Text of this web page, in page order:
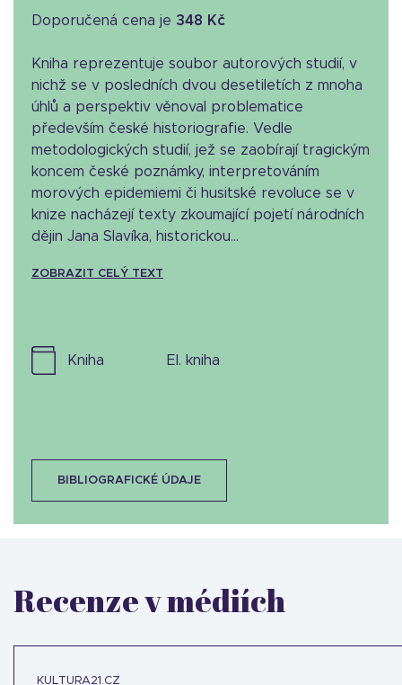
Doporučená cena je 348 Kč
Kniha reprezentuje soubor autorových studií, v
nichž se v posledních dvou desetiletích z mnoha
úhlů a perspektiv věnoval problematice
především české historiografie. Vedle
metodologických studií, jež se zaobírají tragickým
koncem české poznámky, interpretováním
morových epidemiemi či husitské revoluce se v
knize nacházejí texty zkoumající pojetí národních
dějin Jana Slavíka, historickou...
ZOBRAZIT CELÝ TEXT
kniha el. kniha
BIBLIOGRAFICKÉ ÚDAJE
Recenze v médiích
KULTURA21.CZ